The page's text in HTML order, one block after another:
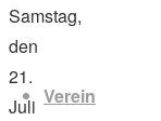
Verein
Samstag,
den
21.
Juli